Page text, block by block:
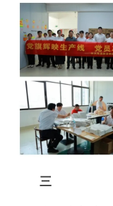
三